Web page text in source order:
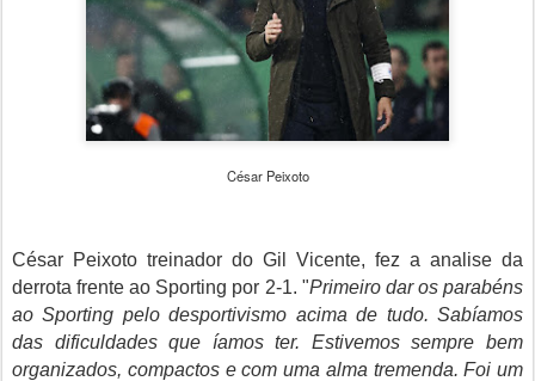
César Peixoto
César Peixoto treinador do Gil Vicente, fez a analise da
derrota frente ao Sporting por 2-1. "Primeiro dar os parabéns
ao Sporting pelo desportivismo acima de tudo. Sabíamos
das dificuldades que íamos ter. Estivemos sempre bem
organizados, compactos e com uma alma tremenda. Foi um